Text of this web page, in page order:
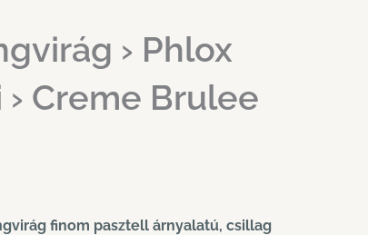
› Phlox
Creme Brulee
finom pasztell árnyalatú, csillag